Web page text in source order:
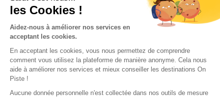
Explore our Destinations
les Cookies !
Aidez-nous à améliorer nos services en
acceptant les cookies.
En acceptant les cookies, vous nous permettez de comprendre
comment vous utilisez la plateforme de manière anonyme. Cela nous
aide à améliorer nos services et mieux conseiller les destinations On
Piste !
Aucune donnée personnelle n'est collectée dans nos outils de mesure